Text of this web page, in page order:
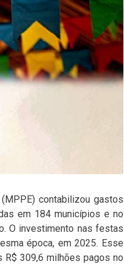
contabilizou gastos
em 184 municípios e no
O investimento nas festas
época, em 2025. Esse
R$ 309,6 milhões pagos no